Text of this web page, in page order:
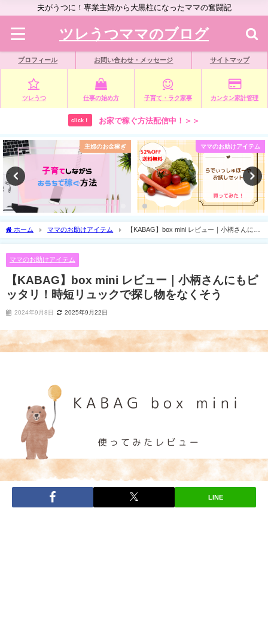
夫がうつに！専業主婦から大黒柱になったママの奮闘記
ツレうつママのブログ
プロフィール お問い合わせ・メッセージ サイトマップ
ツレうつ 仕事の始め方 子育て・ラク家事 カンタン家計管理
click！ お家で稼ぐ方法配信中！＞＞
主婦のお金稼ぎ ママのお助けアイテム
ホーム ママのお助けアイテム
【KABAG】box mini レビュー｜小柄さんにも
ピッタリ！時短リュックで探し物をなくそう
ママのお助けアイテム
【KABAG】box mini レビュー｜小柄さんにもピ
ッタリ！時短リュックで探し物をなくそう
2024年9月8日 2025年9月22日
LINE